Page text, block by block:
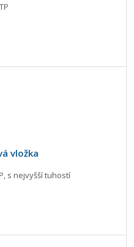
vložka
s nejvyšší tuhostí